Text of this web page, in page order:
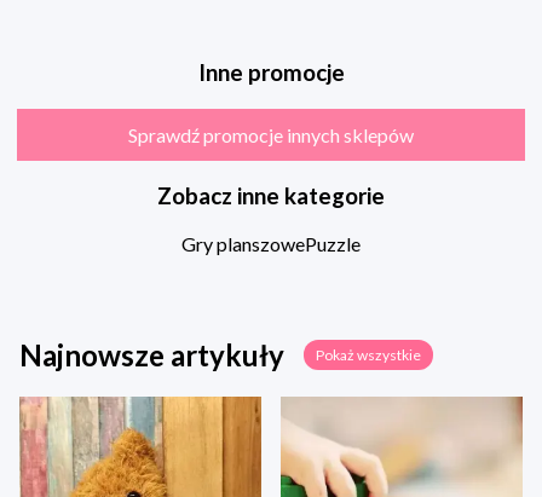
Inne promocje
Sprawdź promocje innych sklepów
Zobacz inne kategorie
Gry planszowePuzzle
Najnowsze artykuły Pokaż wszystkie